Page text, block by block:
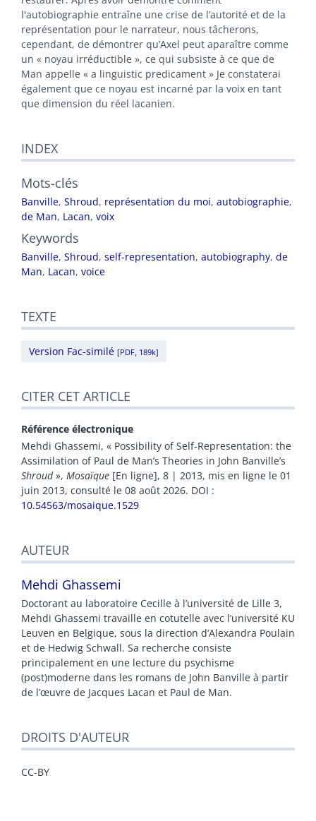
l'autobiographie entraîne une crise de l’autorité et de la
représentation pour le narrateur, nous tâcherons,
cependant, de démontrer qu’Axel peut aparaître comme
un « noyau irréductible », ce qui subsiste à ce que de
Man appelle « a linguistic predicament » Je constaterai
également que ce noyau est incarné par la voix en tant
que dimension du réel lacanien.
INDEX
Mots-clés
Banville, Shroud, représentation du moi, autobiographie,
de Man, Lacan, voix
Keywords
Banville, Shroud, self-representation, autobiography, de
Man, Lacan, voice
TEXTE
Version Fac-similé [PDF, 189k]
CITER CET ARTICLE
Référence électronique
Mehdi Ghassemi, « Possibility of Self-Representation: the
Assimilation of Paul de Man’s Theories in John Banville’s
Shroud», Mosaïque [En ligne], 8 | 2013, mis en ligne le 01
juin 2013, consulté le 08 août 2026. DOI :
10.54563/mosaique.1529
AUTEUR
Mehdi Ghassemi
Doctorant au laboratoire Cecille à l’université de Lille 3,
Mehdi Ghassemi travaille en cotutelle avec l’université KU
Leuven en Belgique, sous la direction d’Alexandra Poulain
et de Hedwig Schwall. Sa recherche consiste
principalement en une lecture du psychisme
(post)moderne dans les romans de John Banville à partir
de l’œuvre de Jacques Lacan et Paul de Man.
DROITS D'AUTEUR
CC-BY